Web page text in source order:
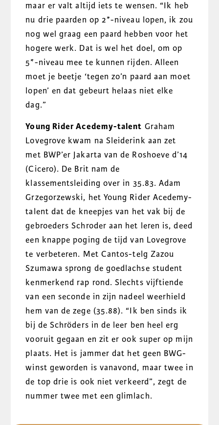
maar er valt altijd iets te wensen. “Ik heb
nu drie paarden op 2*-niveau lopen, ik zou
nog wel graag een paard hebben voor het
hogere werk. Dat is wel het doel, om op
5*-niveau mee te kunnen rijden. Alleen
moet je beetje ‘tegen zo’n paard aan moet
lopen’ en dat gebeurt helaas niet elke
dag.”
Young Rider Acedemy-talent Graham
Lovegrove kwam na Sleiderink aan zet
met BWP’er Jakarta van de Roshoeve d’14
(Cicero). De Brit nam de
klassementsleiding over in 35.83. Adam
Grzegorzewski, het Young Rider Acedemy-
talent dat de kneepjes van het vak bij de
gebroeders Schroder aan het leren is, deed
een knappe poging de tijd van Lovegrove
te verbeteren. Met Cantos-telg Zazou
Szumawa sprong de goedlachse student
kenmerkend rap rond. Slechts vijftiende
van een seconde in zijn nadeel weerhield
hem van de zege (35.88). “Ik ben sinds ik
bij de Schröders in de leer ben heel erg
vooruit gegaan en zit er ook super op mijn
plaats. Het is jammer dat het geen BWG-
winst geworden is vanavond, maar twee in
de top drie is ook niet verkeerd”, zegt de
nummer twee met een glimlach.